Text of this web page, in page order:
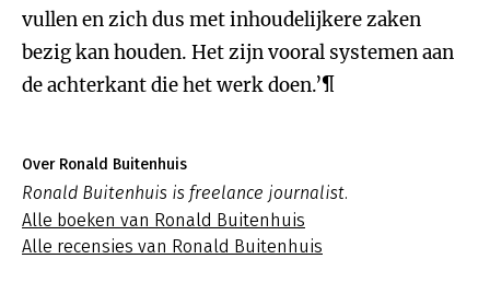
vullen en zich dus met inhoudelijkere zaken
bezig kan houden. Het zijn vooral systemen aan
de achterkant die het werk doen.’¶
Over Ronald Buitenhuis
Ronald Buitenhuis is freelance journalist.
Alle boeken van Ronald Buitenhuis
Alle recensies van Ronald Buitenhuis